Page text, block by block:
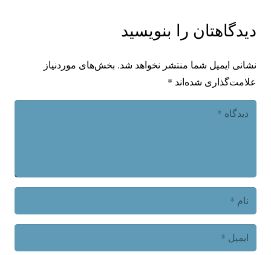
دیدگاهتان را بنویسید
نشانی ایمیل شما منتشر نخواهد شد. بخش‌های موردنیاز
علامت‌گذاری شده‌اند *